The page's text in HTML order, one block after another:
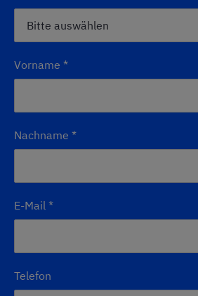
Vorname *
Nachname *
E-Mail *
Telefon